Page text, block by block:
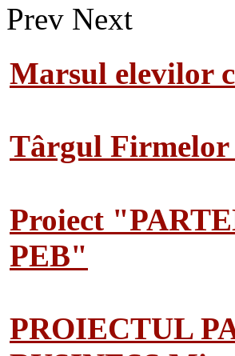
Prev Next
Marsul elevilor
Târgul Firmelor
Proiect
PEB"
PROIECTUL